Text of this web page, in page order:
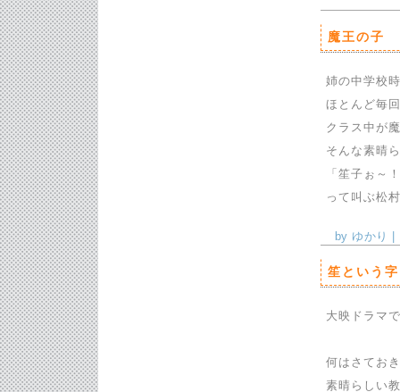
魔王の子
姉の中学校
ほとんど毎
クラス中が
そんな素晴
「笙子ぉ～
って叫ぶ松
by ゆかり |
笙という字
大映ドラマ
何はさてお
素晴らしい